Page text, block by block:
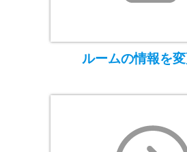
ルームの情報を